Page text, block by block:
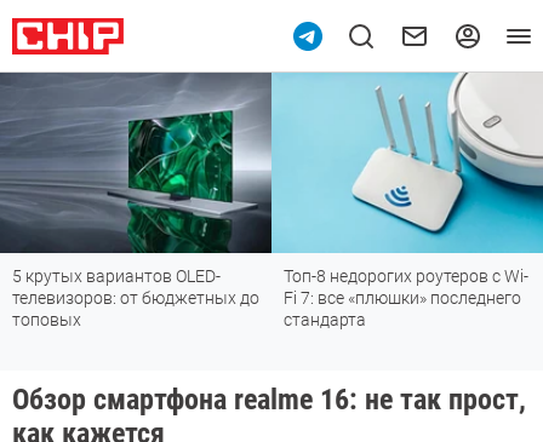
5 крутых вариантов OLED-
телевизоров: от бюджетных до
топовых
Топ-8 недорогих роутеров с Wi-
Fi 7: все «плюшки» последнего
стандарта
Обзор смартфона realme 16: не так прост,
как кажется